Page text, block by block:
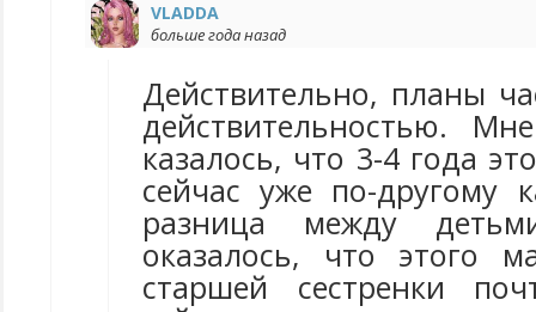
VLADDA
больше года назад
Действительно, планы
действительностью.
казалось, что 3-4 года
сейчас уже по-другому
разница между
оказалось, что этого
старшей сестренки